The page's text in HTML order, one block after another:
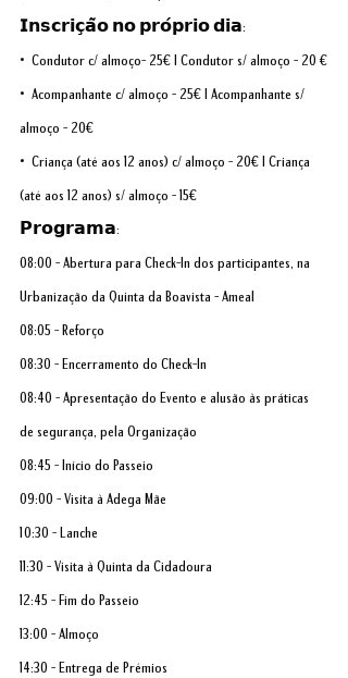
𝗜𝗻𝘀𝗰𝗿𝗶𝗰̧𝗮̃𝗼 𝗻𝗼 𝗽𝗿𝗼́𝗽𝗿𝗶𝗼 𝗱𝗶𝗮:
• Condutor c/ almoço- 25€ | Condutor s/ almoço - 20 €
• Acompanhante c/ almoço - 25€ | Acompanhante s/
almoço - 20€
• Criança (até aos 12 anos) c/ almoço - 20€ | Criança
(até aos 12 anos) s/ almoço - 15€
𝗣𝗿𝗼𝗴𝗿𝗮𝗺𝗮:
08:00 - Abertura para Check-In dos participantes, na
Urbanização da Quinta da Boavista – Ameal
08:05 - Reforço
08:30 - Encerramento do Check-In
08:40 - Apresentação do Evento e alusão às práticas
de segurança, pela Organização
08:45 - Início do Passeio
09:00 - Visita à Adega Mãe
10:30 - Lanche
11:30 - Visita à Quinta da Cidadoura
12:45 - Fim do Passeio
13:00 - Almoço
14:30 - Entrega de Prémios